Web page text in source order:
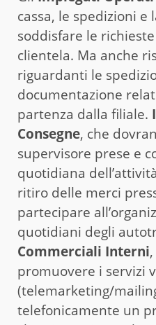
cassa, le spedizioni e
soddisfare le
clientela. Ma anche
riguardanti le
documentazione
partenza dalla filiale.
Consegne, che
supervisore prese e
quotidiana
ritiro delle merci
partecipare
quotidiani degli
Commerciali Interni
promuovere i servizi
(telemarketing/
telefonicamente un